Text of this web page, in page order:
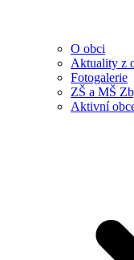
O obci
Aktuality z
Fotogalerie
ZŠ a MŠ
Aktivní